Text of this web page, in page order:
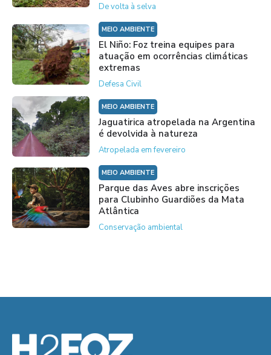
De volta à selva
MEIO AMBIENTE
El Niño: Foz treina equipes para
atuação em ocorrências climáticas
extremas
Defesa Civil
MEIO AMBIENTE
Jaguatirica atropelada na Argentina
é devolvida à natureza
Atropelada em fevereiro
MEIO AMBIENTE
Parque das Aves abre inscrições
para Clubinho Guardiões da Mata
Atlântica
Conservação ambiental